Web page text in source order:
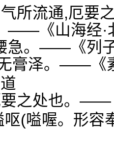
气所流通,厄
——《山海经·
急。——《列
膏泽。——《
要之处也。——
(嗌喔。形容